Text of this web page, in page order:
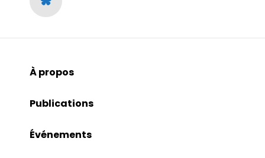
À propos
Publications
Événements